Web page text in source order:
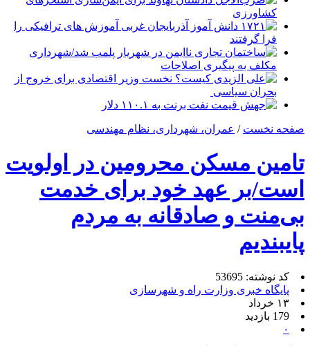
کشاورزی
۱۷۲۱ دانش آموز آذربایجان غربی آموزش های ترافیکی را
فرا گرفتند
ساختمان تجاری ناایمن در شهریار پلمب شد/شهرداری
مکلف به پیگیری اصلاحات
علی الزیدی کیست؟ نخست وزیر اقتصادی برای خروج از
بحران سیاسی
جهش قیمت نفت برنت به ۱۱۰.۱ دلار
صفحه نخست / عمران، شهرداری، نظام مهندسی
تامین مسکن محرومین در اولویت
است/بر عهد خود برای خدمت
بی‌منت و صادقانه به مردم
پایبندیم
کد نوشته: 53695
پایگاه خبری وزارت راه و شهرسازی
۱۳ خرداد
179 بازدید
۰